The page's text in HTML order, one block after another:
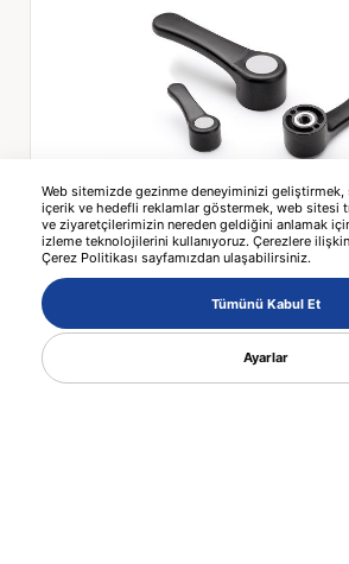
Web sitemizde gezinme deneyiminizi
içerik ve hedefli reklamlar göstermek, web sitesi
ve ziyaretçilerimizin nereden geldiğini anlamak
izleme teknolojilerini kullanıyoruz. Çerezlere
Çerez Politikası sayfamızdan ulaşabilirsiniz.
Tümünü Kabul Et
Ayarlar
4749 MANİVELA